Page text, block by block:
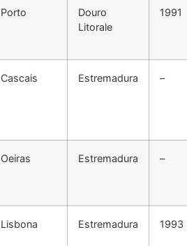
Porto
Douro
Litorale
1991
Cascais Estremadura –
Oeiras Estremadura –
Lisbona Estremadura 1993